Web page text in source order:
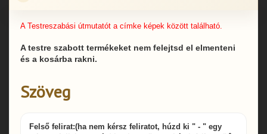
A Testreszabási útmutatót a címke képek között található.
A testre szabott termékeket nem felejtsd el elmenteni
és a kosárba rakni.
Szöveg
Felső felirat:(ha nem kérsz feliratot, húzd ki " - " egy